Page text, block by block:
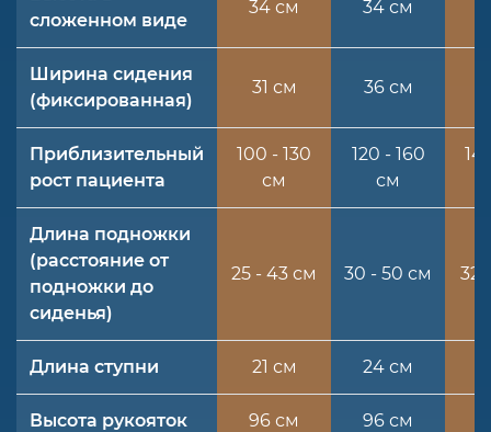
сложенном виде
34 см 34 см
Ширина сидения
(фиксированная)
31 см 36 см
Приблизительный
рост пациента
100 - 130
см
120 - 160
см
Длина подножки
(расстояние от
подножки до
сиденья)
25 - 43 см 30 - 50 см 32
Длина ступни 21 см 24 см
Высота рукояток 96 см 96 см